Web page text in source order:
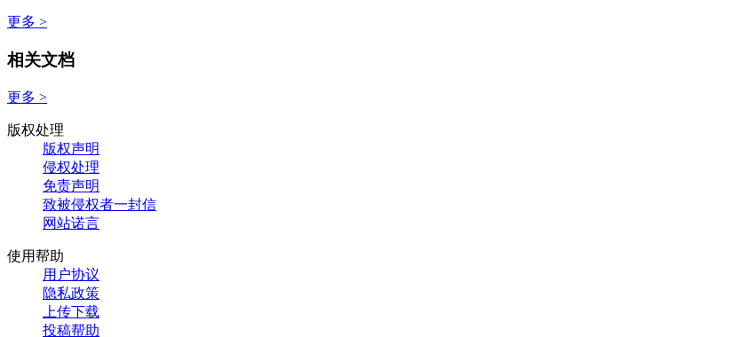
更多 >
相关文档
更多 >
版权处理
版权声明
侵权处理
免责声明
致被侵权者一封信
网站诺言
使用帮助
用户协议
隐私政策
上传下载
投稿帮助